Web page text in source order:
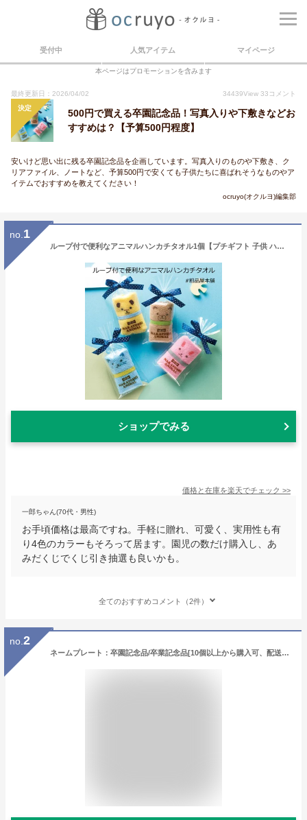
受付中 人気アイテム マイページ
本ページはプロモーションを含みます
最終更新日：2026/04/02 34439View 33 コメント
決定
500円で買える卒園記念品！写真入りや下敷きなどお
すすめは？【予算500円程度】
安いけど思い出に残る卒園記念品を企画しています。写真入りのものや下敷き、ク
リアファイル、ノートなど、予算500円で安くても子供たちに喜ばれそうなものやア
イテムでおすすめを教えてください！
ocruyo(オクルヨ)編集部
no. 1
ループ付で便利なアニマルハンカチタオル1個【プチギフト 子供 ハンカチ プチギフト タオルハンカチ 粗品 景品 プチギフト 子供会 保育園 幼稚園 卒園 卒園記念品 卒園祝い お友達 引っ越し プレゼント 転校 父母会 発表会 ピアノ 100円 台 個包装】
ショップでみる
価格と在庫を楽天でチェック >>
一郎ちゃん(70代・男性)
お手頃価格は最高ですね。手軽に贈れ、可愛く、実用性も有
り4色のカラーもそろって居ます。園児の数だけ購入し、あ
みだくじでくじ引き抽選も良いかも。
全てのおすすめコメント（2件）
no. 2
ネームプレート：卒園記念品/卒業記念品[10個以上から購入可、配送先は一カ所のみ]名入れネームプレート★お名前キーホルダー★名入れ無料★/デザインの組み合わせ自由/送料無料/幼稚園/保育園/ネームタグ/名札/熨斗NG